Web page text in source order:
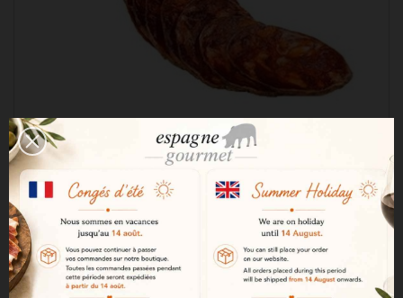
Chorizo BIO 100% iberic bellota Señorio de
Montanera
31,07 €